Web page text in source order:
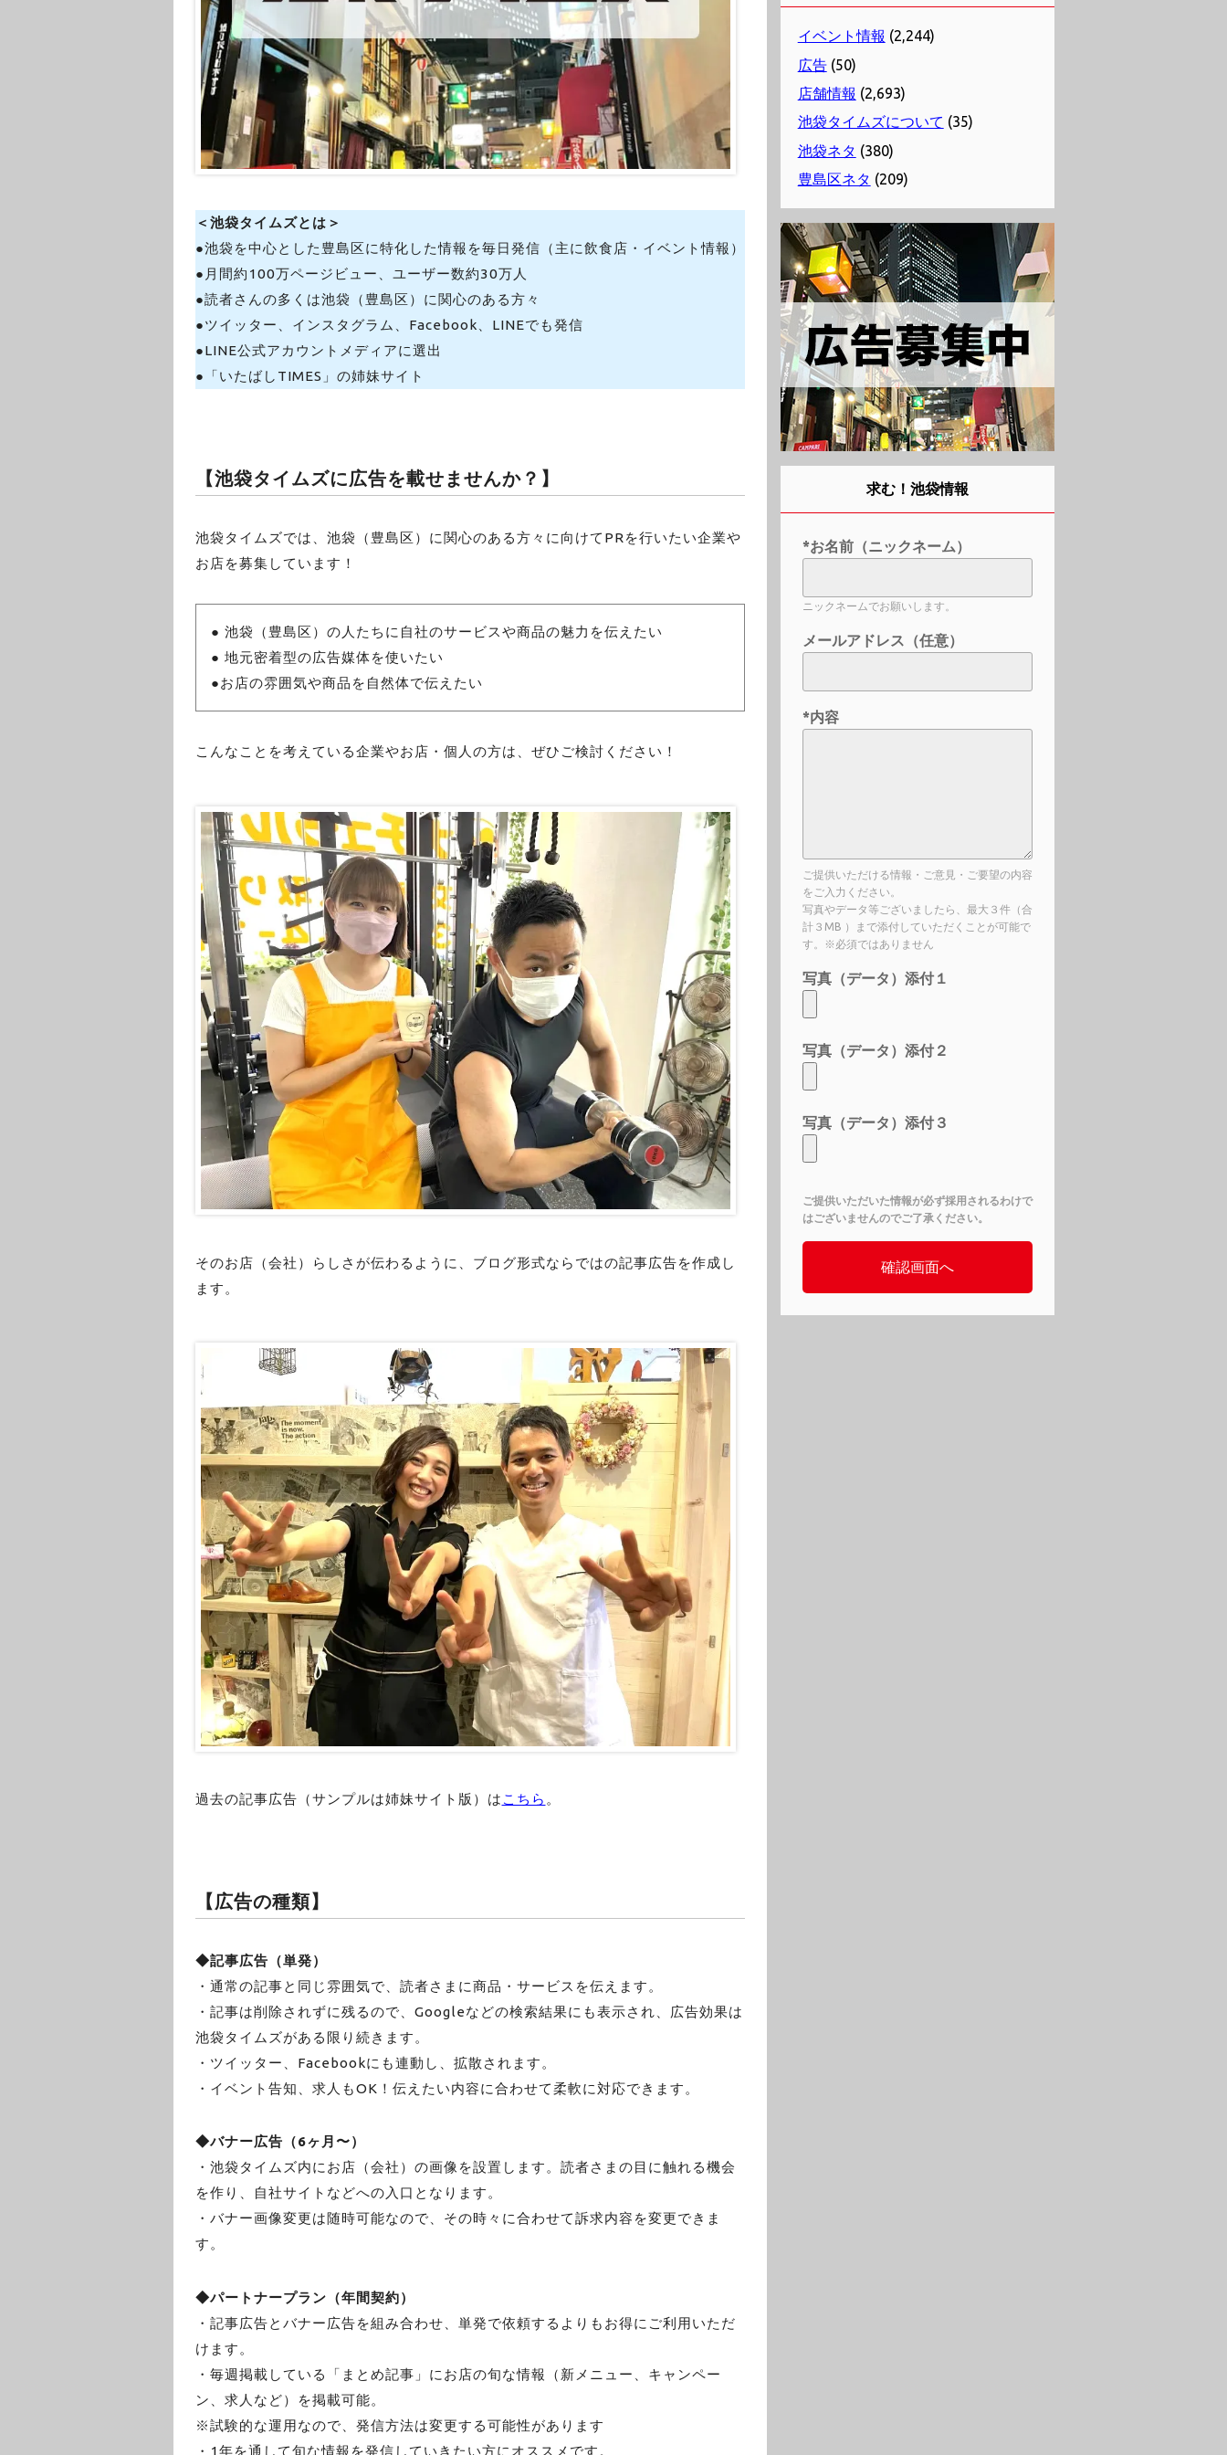
＜池袋タイムズとは＞
●池袋を中心とした豊島区に特化した情報を毎日発信（主に飲食店・イベント情報）
●月間約100万ページビュー、ユーザー数約30万人
●読者さんの多くは池袋（豊島区）に関心のある方々
●ツイッター、インスタグラム、Facebook、LINEでも発信
●LINE公式アカウントメディアに選出
●「いたばしTIMES」の姉妹サイト
【池袋タイムズに広告を載せませんか？】
池袋タイムズでは、池袋（豊島区）に関心のある方々に向けてPRを行いたい企業や
お店を募集しています！
● 池袋（豊島区）の人たちに自社のサービスや商品の魅力を伝えたい
● 地元密着型の広告媒体を使いたい
●お店の雰囲気や商品を自然体で伝えたい
こんなことを考えている企業やお店・個人の方は、ぜひご検討ください！
そのお店（会社）らしさが伝わるように、ブログ形式ならではの記事広告を作成し
ます。
過去の記事広告（サンプルは姉妹サイト版）は こちら 。
【広告の種類】
◆記事広告（単発）
・通常の記事と同じ雰囲気で、読者さまに商品・サービスを伝えます。
・記事は削除されずに残るので、Googleなどの検索結果にも表示され、広告効果は
池袋タイムズがある限り続きます。
・ツイッター、Facebookにも連動し、拡散されます。
・イベント告知、求人もOK！伝えたい内容に合わせて柔軟に対応できます。
◆バナー広告（6ヶ月〜）
・池袋タイムズ内にお店（会社）の画像を設置します。読者さまの目に触れる機会
を作り、自社サイトなどへの入口となります。
・バナー画像変更は随時可能なので、その時々に合わせて訴求内容を変更できま
す。
◆パートナープラン（年間契約）
・記事広告とバナー広告を組み合わせ、単発で依頼するよりもお得にご利用いただ
けます。
・毎週掲載している「まとめ記事」にお店の旬な情報（新メニュー、キャンペー
ン、求人など）を掲載可能。
※試験的な運用なので、発信方法は変更する可能性があります
・1年を通して旬な情報を発信していきたい方にオススメです。
イベント情報 (2,244)
広告(50)
店舗情報 (2,693)
池袋タイムズについて (35)
池袋ネタ (380)
豊島区ネタ (209)
求む！池袋情報
*お名前（ニックネーム）
ニックネームでお願いします。
メールアドレス（任意）
*内容
ご提供いただける情報・ご意見・ご要望の内容
をご入力ください。
写真やデータ等ございましたら、最大３件（合
計３MB ）まで添付していただくことが可能で
す。※必須ではありません
写真（データ）添付１
写真（データ）添付２
写真（データ）添付３
ご提供いただいた情報が必ず採用されるわけで
はございませんのでご了承ください。